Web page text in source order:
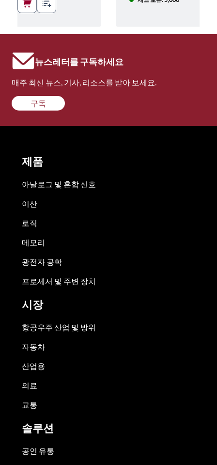
뉴스레터를 구독하세요
매주 최신 뉴스, 기사, 리소스를 받아 보세요.
구독
제품
아날로그 및 혼합 신호
이산
로직
메모리
광전자 공학
프로세서 및 주변 장치
시장
항공우주 산업 및 방위
자동차
산업용
의료
교통
솔루션
공인 유통